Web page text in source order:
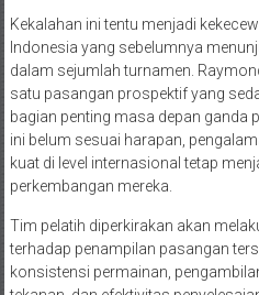
Kekalahan ini tentu menjadi
Indonesia yang sebelumnya
dalam sejumlah turnamen.
satu pasangan prospektif yang
bagian penting masa depan ganda
ini belum sesuai harapan,
kuat di level internasional tetap
perkembangan mereka.
Tim pelatih diperkirakan akan
terhadap penampilan pasangan
konsistensi permainan,